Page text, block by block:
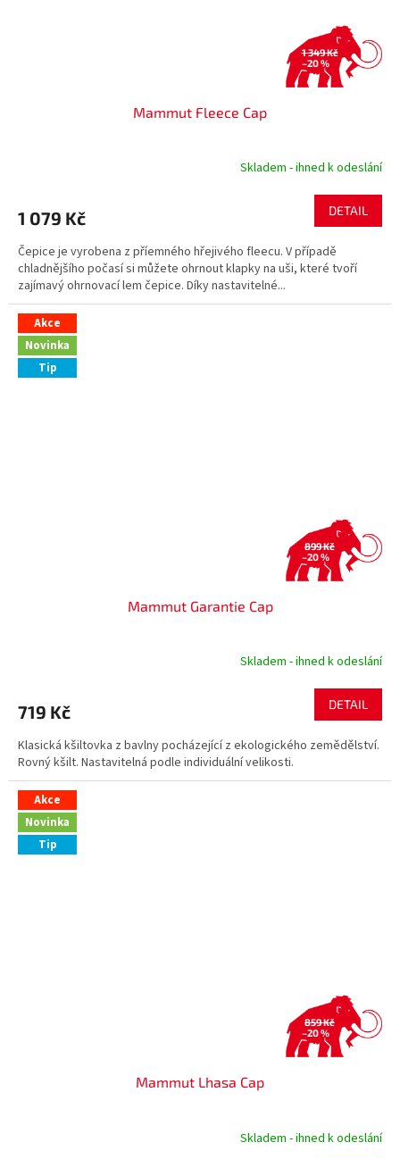
1 349 Kč
–20 %
Mammut Fleece Cap
Skladem - ihned k odeslání
1 079 Kč DETAIL
Čepice je vyrobena z příemného hřejivého fleecu. V případě
chladnějšího počasí si můžete ohrnout klapky na uši, které tvoří
zajímavý ohrnovací lem čepice. Díky nastavitelné...
Akce
Novinka
Tip
899 Kč
–20 %
Mammut Garantie Cap
Skladem - ihned k odeslání
719 Kč DETAIL
Klasická kšiltovka z bavlny pocházející z ekologického zemědělství.
Rovný kšilt. Nastavitelná podle individuální velikosti.
Akce
Novinka
Tip
859 Kč
–20 %
Mammut Lhasa Cap
Skladem - ihned k odeslání